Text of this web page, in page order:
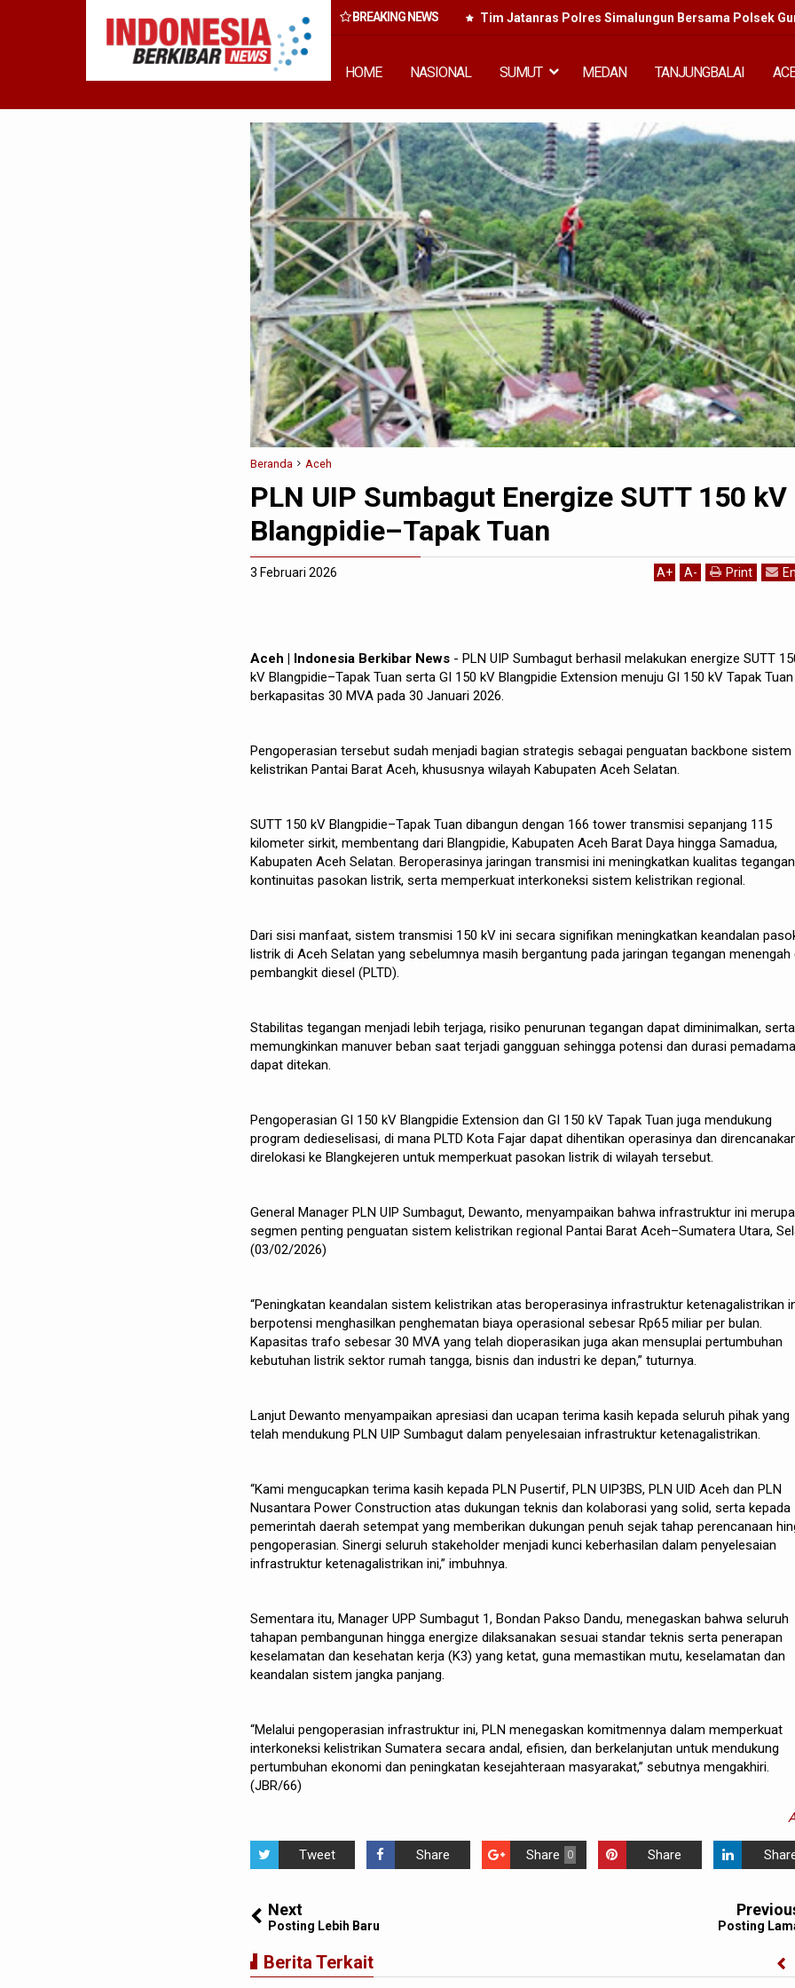
BREAKING NEWS
Chun Sen Dorong Transformasi Fungsi Dewan Melalui Inovasi dan
Digitalisasi
Tim Jatanras Polres Simalungun Bersama Polsek
Buron
HOME NASIONAL SUMUT MEDAN TANJUNGBALAI
Beranda Aceh
PLN UIP Sumbagut Energize SUTT 150 kV
Blangpidie–Tapak Tuan
3 Februari 2026 A+ A- Print
Aceh | Indonesia Berkibar News - PLN UIP Sumbagut berhasil melakukan energize SUTT
kV Blangpidie–Tapak Tuan serta GI 150 kV Blangpidie Extension menuju GI 150 kV Tapak Tuan
berkapasitas 30 MVA pada 30 Januari 2026.
Pengoperasian tersebut sudah menjadi bagian strategis sebagai penguatan backbone sistem
kelistrikan Pantai Barat Aceh, khususnya wilayah Kabupaten Aceh Selatan.
SUTT 150 kV Blangpidie–Tapak Tuan dibangun dengan 166 tower transmisi sepanjang 115
kilometer sirkit, membentang dari Blangpidie, Kabupaten Aceh Barat Daya hingga Samadua,
Kabupaten Aceh Selatan. Beroperasinya jaringan transmisi ini meningkatkan kualitas
kontinuitas pasokan listrik, serta memperkuat interkoneksi sistem kelistrikan regional.
Dari sisi manfaat, sistem transmisi 150 kV ini secara signifikan meningkatkan keandalan
listrik di Aceh Selatan yang sebelumnya masih bergantung pada jaringan tegangan menengah
pembangkit diesel (PLTD).
Stabilitas tegangan menjadi lebih terjaga, risiko penurunan tegangan dapat diminimalkan, serta
memungkinkan manuver beban saat terjadi gangguan sehingga potensi dan durasi
dapat ditekan.
Pengoperasian GI 150 kV Blangpidie Extension dan GI 150 kV Tapak Tuan juga mendukung
program dedieselisasi, di mana PLTD Kota Fajar dapat dihentikan operasinya dan
direlokasi ke Blangkejeren untuk memperkuat pasokan listrik di wilayah tersebut.
General Manager PLN UIP Sumbagut, Dewanto, menyampaikan bahwa infrastruktur ini
segmen penting penguatan sistem kelistrikan regional Pantai Barat Aceh–Sumatera Utara,
(03/02/2026)
“Peningkatan keandalan sistem kelistrikan atas beroperasinya infrastruktur ketenagalistrikan
berpotensi menghasilkan penghematan biaya operasional sebesar Rp65 miliar per bulan.
Kapasitas trafo sebesar 30 MVA yang telah dioperasikan juga akan mensuplai pertumbuhan
kebutuhan listrik sektor rumah tangga, bisnis dan industri ke depan,” tuturnya.
Lanjut Dewanto menyampaikan apresiasi dan ucapan terima kasih kepada seluruh pihak yang
telah mendukung PLN UIP Sumbagut dalam penyelesaian infrastruktur ketenagalistrikan.
“Kami mengucapkan terima kasih kepada PLN Pusertif, PLN UIP3BS, PLN UID Aceh dan PLN
Nusantara Power Construction atas dukungan teknis dan kolaborasi yang solid, serta kepada
pemerintah daerah setempat yang memberikan dukungan penuh sejak tahap perencanaan
pengoperasian. Sinergi seluruh stakeholder menjadi kunci keberhasilan dalam penyelesaian
infrastruktur ketenagalistrikan ini,” imbuhnya.
Sementara itu, Manager UPP Sumbagut 1, Bondan Pakso Dandu, menegaskan bahwa seluruh
tahapan pembangunan hingga energize dilaksanakan sesuai standar teknis serta penerapan
keselamatan dan kesehatan kerja (K3) yang ketat, guna memastikan mutu, keselamatan dan
keandalan sistem jangka panjang.
“Melalui pengoperasian infrastruktur ini, PLN menegaskan komitmennya dalam memperkuat
interkoneksi kelistrikan Sumatera secara andal, efisien, dan berkelanjutan untuk mendukung
pertumbuhan ekonomi dan peningkatan kesejahteraan masyarakat,” sebutnya mengakhiri.
(JBR/66)
Tweet Share 0
Share Share
Next
Posting Lebih Baru Posting
Berita Terkait